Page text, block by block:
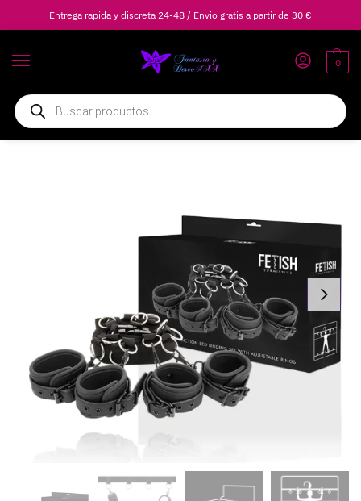
Entrega rapida y discreta 24-48 / Envio gratis a partir de 30 €
0
Inicio BDSM / Esposas Ataduras y Bondage